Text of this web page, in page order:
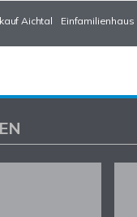
Aichtal Einfamilienhaus